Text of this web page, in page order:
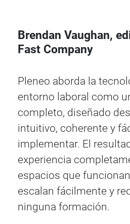
Brendan Vaughan,
Fast Company
Pleneo aborda la
entorno laboral como
completo, diseñado
intuitivo, coherente y
implementar. El
experiencia
espacios que
escalan fácilmente y
ninguna formación.